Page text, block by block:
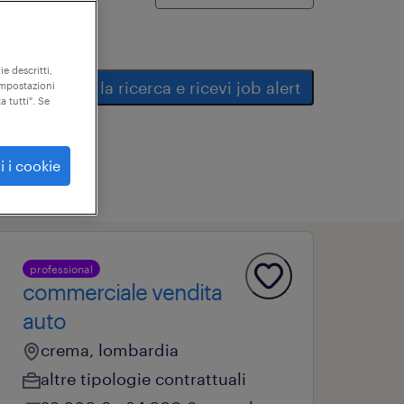
salva la ricerca e ricevi job alert
professional
commerciale vendita
auto
crema, lombardia
altre tipologie contrattuali
descritti,
tutti". Se
i cookie